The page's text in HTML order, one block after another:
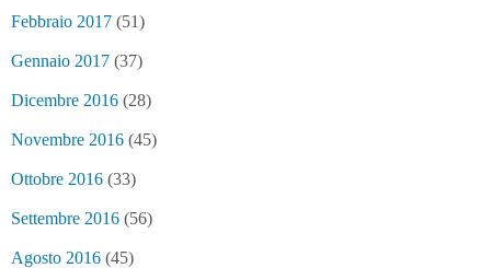
Febbraio 2017 (51)
Gennaio 2017 (37)
Dicembre 2016 (28)
Novembre 2016 (45)
Ottobre 2016 (33)
Settembre 2016 (56)
Agosto 2016 (45)